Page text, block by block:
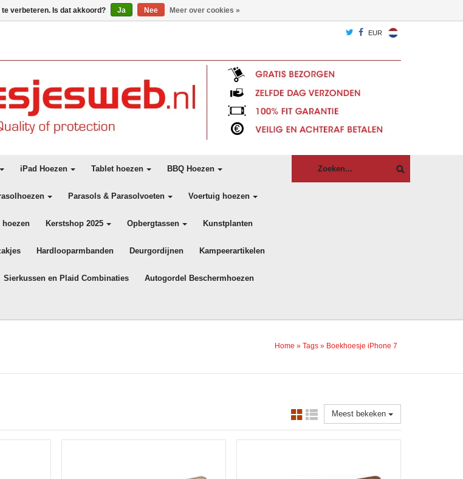
EUR
iPad Hoezen Tablet hoezen BBQ Hoezen
Parasols & Parasolvoeten Voertuig hoezen
hoezen Kerstshop 2025 Opbergtassen Kunstplanten
Hardlooparmbanden Deurgordijnen Kampeerartikelen
Sierkussen en Plaid Combinaties Autogordel Beschermhoezen
Home » Tags » Boekhoesje iPhone 7
Meest bekeken
verbeteren. Is dat akkoord? Ja Nee Meer over cookies »